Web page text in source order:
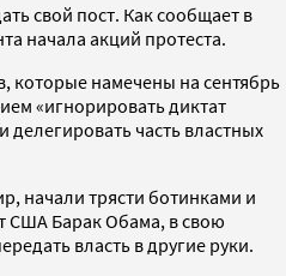
свой пост. Как сообщает в
начала акций протеста.
которые намечены на сентябрь
«игнорировать диктат
часть властных
начали трясти ботинками и
США Барак Обама, в свою
власть в другие руки.